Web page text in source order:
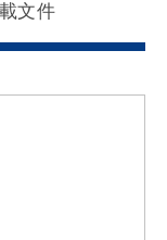
文件